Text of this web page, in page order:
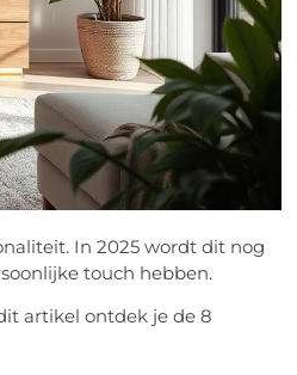
In 2025 wordt dit nog
touch hebben.
artikel ontdek je de 8